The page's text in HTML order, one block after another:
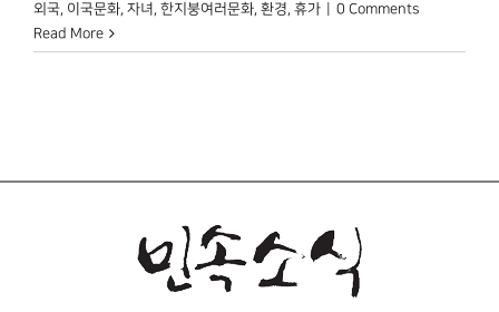
외국, 이국문화, 자녀 , 한지붕여러문화, 환경, 휴가
0 Comments
Read More